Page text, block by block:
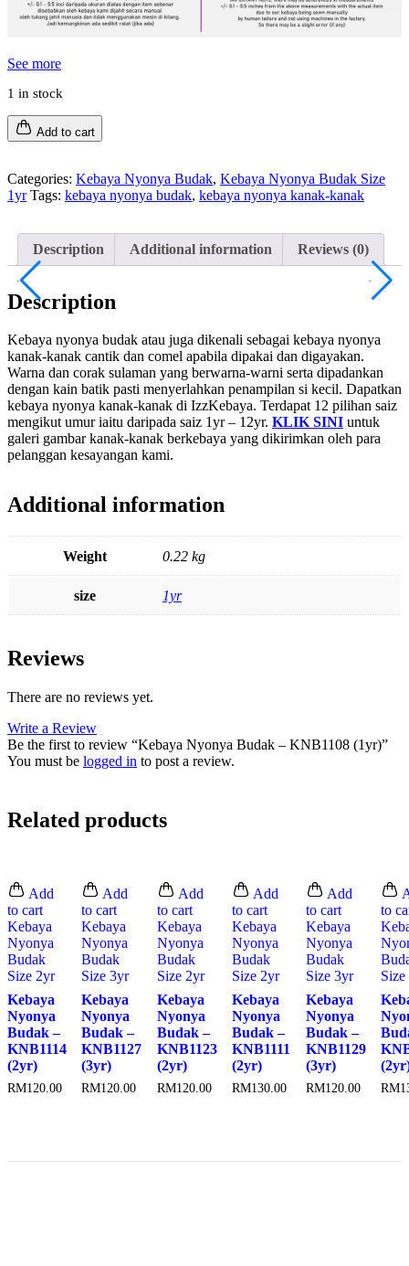
See more
1 in stock
Add to cart
Categories: Kebaya Nyonya Budak, Kebaya Nyonya Budak Size
1yr Tags: kebaya nyonya budak, kebaya nyonya kanak-kanak
Description Additional information Reviews (0)
Description
Kebaya nyonya budak atau juga dikenali sebagai kebaya nyonya
kanak-kanak cantik dan comel apabila dipakai dan digayakan.
Warna dan corak sulaman yang berwarna-warni serta dipadankan
dengan kain batik pasti menyerlahkan penampilan si kecil. Dapatkan
kebaya nyonya kanak-kanak di IzzKebaya. Terdapat 12 pilihan saiz
mengikut umur iaitu daripada saiz 1yr – 12yr. KLIK SINI untuk
galeri gambar kanak-kanak berkebaya yang dikirimkan oleh para
pelanggan kesayangan kami.
Additional information
Weight 0.22 kg
size 1yr
Reviews
There are no reviews yet.
Write a Review
Be the first to review “Kebaya Nyonya Budak – KNB1108 (1yr)”
You must be logged in to post a review.
Related products
Add
to cart
Kebaya
Nyonya
Budak
Size 2yr
Kebaya
Nyonya
Budak –
KNB1114
(2yr)
RM120.00
Add
to cart
Kebaya
Nyonya
Budak
Size 3yr
Kebaya
Nyonya
Budak –
KNB1127
(3yr)
RM120.00
Add
to cart
Kebaya
Nyonya
Budak
Size 2yr
Kebaya
Nyonya
Budak –
KNB1123
(2yr)
RM120.00
Add
to cart
Kebaya
Nyonya
Budak
Size 2yr
Kebaya
Nyonya
Budak –
KNB1111
(2yr)
RM130.00
Add
to cart
Kebaya
Nyonya
Budak
Size 3yr
Kebaya
Nyonya
Budak –
KNB1129
(3yr)
RM120.00
to
RM